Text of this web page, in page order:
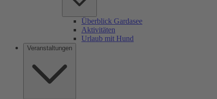
Überblick Gardasee
Aktivitäten
Urlaub mit Hund
Veranstaltungen